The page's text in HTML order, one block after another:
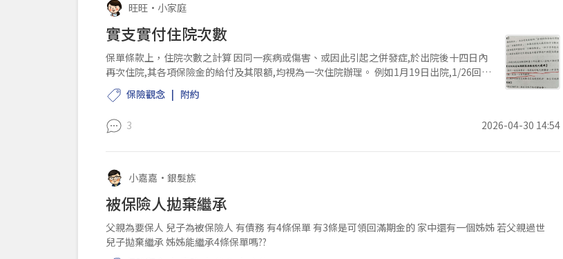
旺旺 • 小家庭
實支實付住院次數
保單條款上，住院次數之計算 因同一疾病或傷害、或因此引起之併發症,於出院後十四日內
再次住院,其各項保險金的給付及其限額,均視為一次住院辦理。 例如1月19日出院,1/26回
診，2/2回診，2/3住院（同一疾病） 請問這...
保險觀念 附約
3 2026-04-30 14:54
小嘉嘉 • 銀髮族
被保險人拋棄繼承
父親為要保人 兒子為被保險人 有債務 有4條保單 有3條是可領回滿期金的 家中還有一個姊姊 若父親過世
兒子拋棄繼承 姊姊能繼承4條保單嗎??